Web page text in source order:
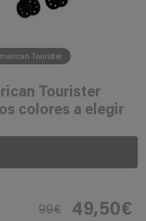
Tourister
Tourister
colores a elegir
99€ 49,50€